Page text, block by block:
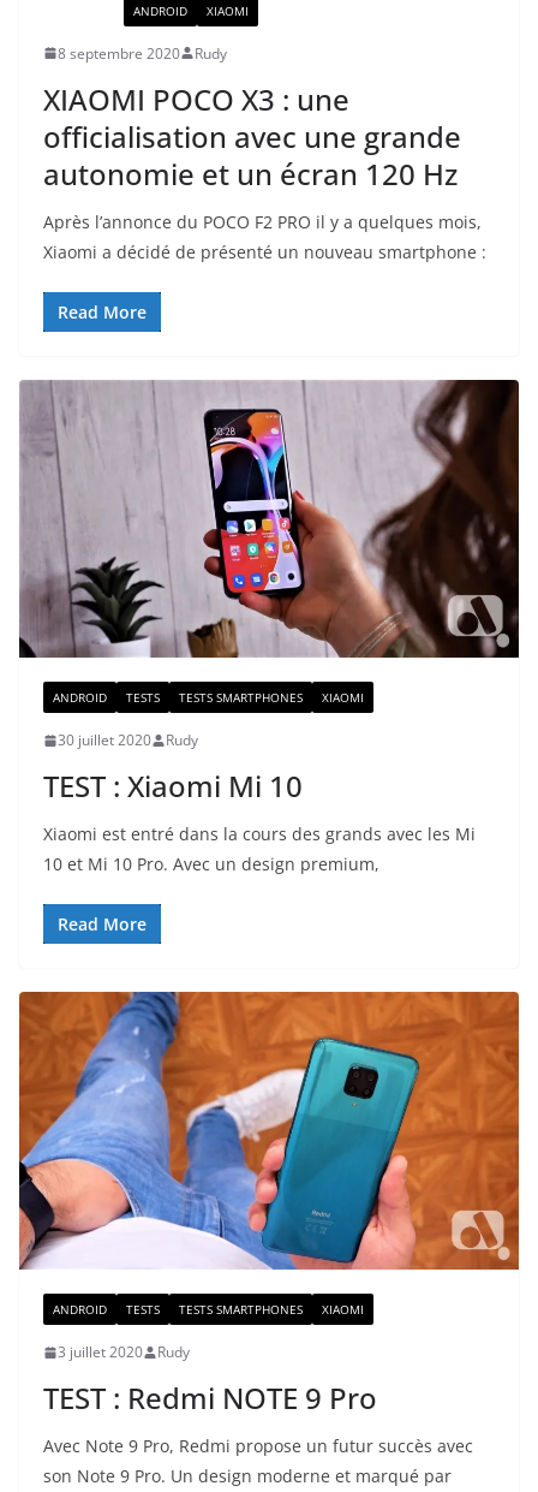
ANDROID XIAOMI
8 septembre 2020 Rudy
XIAOMI POCO X3 : une
officialisation avec une grande
autonomie et un écran 120 Hz
Après l’annonce du POCO F2 PRO il y a quelques mois,
Xiaomi a décidé de présenté un nouveau smartphone :
Read More
ANDROID TESTS TESTS SMARTPHONES XIAOMI
30 juillet 2020 Rudy
TEST : Xiaomi Mi 10
Xiaomi est entré dans la cours des grands avec les Mi
10 et Mi 10 Pro. Avec un design premium,
Read More
ANDROID TESTS TESTS SMARTPHONES XIAOMI
3 juillet 2020 Rudy
TEST : Redmi NOTE 9 Pro
Avec Note 9 Pro, Redmi propose un futur succès avec
son Note 9 Pro. Un design moderne et marqué par